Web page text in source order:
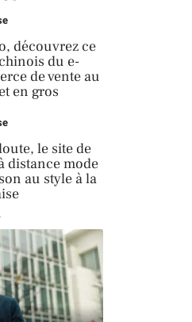
découvrez ce
du e-
de vente au
en gros
le site de
distance mode
au style à la